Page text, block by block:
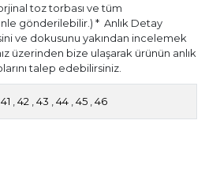
toz torbası ve tüm
gönderilebilir.) * ⁠ Anlık Detay
ve dokusunu yakından incelemek
üzerinden bize ulaşarak ürünün anlık
talep edebilirsiniz.
41 42 43 44 45 46